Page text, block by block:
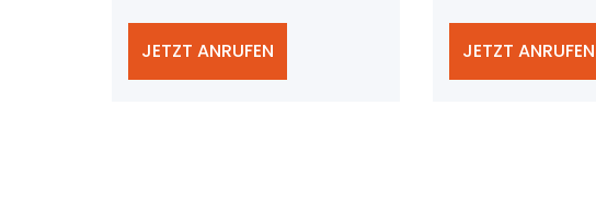
JETZT ANRUFEN JETZT ANRUFEN